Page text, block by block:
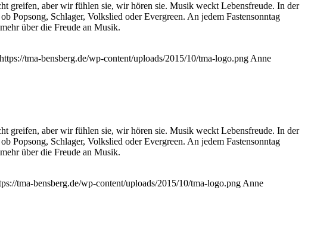
greifen, aber wir fühlen sie, wir hören sie. Musik weckt Lebensfreude. In der
Popsong, Schlager, Volkslied oder Evergreen. An jedem Fastensonntag
über die Freude an Musik.
https://tma-bensberg.de/wp-content/uploads/2015/10/tma-logo.png Anne
greifen, aber wir fühlen sie, wir hören sie. Musik weckt Lebensfreude. In der
Popsong, Schlager, Volkslied oder Evergreen. An jedem Fastensonntag
über die Freude an Musik.
tma-bensberg.de/wp-content/uploads/2015/10/tma-logo.png Anne